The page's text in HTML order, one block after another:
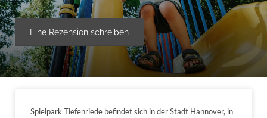
Eine Rezension schreiben
Spielpark Tiefenriede befindet sich in der Stadt Hannover, in